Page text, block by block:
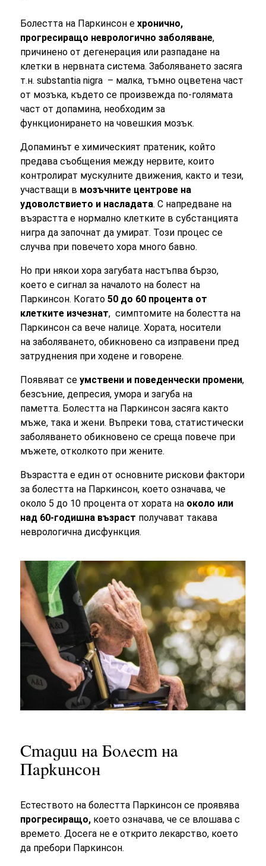
Болестта на Паркинсон ехронично,
прогресиращо неврологично заболяване,
причинено от дегенерация или разпадане на
клетки в нервната система. Заболяването засяга
т.н. substantia nigra – малка, тъмно оцветена част
от мозъка, където се произвежда по-голямата
част от допамина, необходим за
функционирането на човешкия мозък.
Допаминът е химическият пратеник, който
предава съобщения между нервите, които
контролират мускулните движения, както и тези,
участващи в мозъчните центрове на
удоволствието и насладата. С напредване на
възрастта е нормално клетките в субстанцията
нигра да започнат да умират. Този процес се
случва при повечето хора много бавно.
Но при някои хора загубата настъпва бързо,
което е сигнал за началото на болест на
Паркинсон. Когато50 до 60 процента от
клетките изчезнат, симптомите на болестта на
Паркинсон са вече налице. Хората, носители
на заболяването, обикновено са изправени пред
затруднения при ходене и говорене.
Появяват сеумствени и поведенчески промени,
безсъние, депресия, умора и загуба на
паметта. Болестта на Паркинсон засяга както
мъже, така и жени. Въпреки това, статистически
заболяването обикновено се среща повече при
мъжете, отколкото при жените.
Възрастта е един от основните рискови фактори
за болестта на Паркинсон, което означава, че
около 5 до 10 процента от хората на около или
над 60-годишна възраст получават такава
неврологична дисфункция.
Стадии на Болест на
Паркинсон
Естеството на болестта Паркинсон се проявява
прогресиращо, което означава, че се влошава с
времето. Досега не е открито лекарство, което
да пребори Паркинсон.